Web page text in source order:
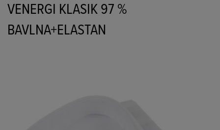
VENERGI KLASIK 97 %
BAVLNA+ELASTAN